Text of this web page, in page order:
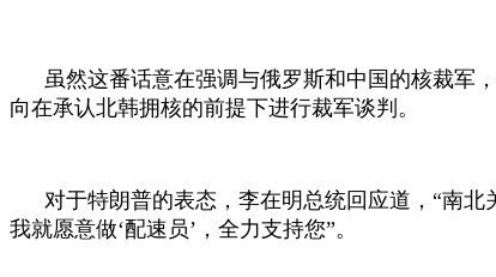
虽然这番话意在强调与俄罗斯和中国的核裁军
向在承认北韩拥核的前提下进行裁军谈判。
对于特朗普的表态，李在明总统回应道，“南北
我就愿意做‘配速员’，全力支持您”。